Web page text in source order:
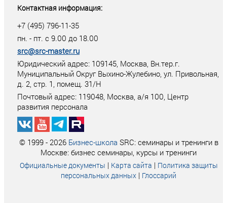
Контактная информация:
+7 (495) 796-11-35
пн. - пт. с 9.00 до 18.00
src@src-master.ru
Юридический адрес: 109145, Москва, Вн.тер.г.
Муниципальный Округ Выхино-Жулебино, ул. Привольная,
д. 2, стр. 1, помещ. 31/Н
Почтовый адрес: 119048, Москва, а/я 100, Центр
развития персонала
© 1999 - 2026 Бизнес-школа SRC: семинары и тренинги в
Москве: бизнес семинары, курсы и тренинги
Официальные документы | Карта сайта | Политика защиты
персональных данных | Глоссарий